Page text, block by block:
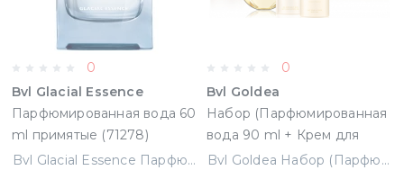
0
Bvl Glacial Essence
Парфюмированная вода 60
ml примятые (71278)
Bvl Glacial Essence Парфюмированная вода 60 ml примятые (71278)
0
Bvl Goldea
Набор (Парфюмированная
вода 90 ml + Крем для
тела 100 ml)
Bvl Goldea Набор (Парфюмированная вода 90 ml + Крем для тела 100 ml) (783320491092)